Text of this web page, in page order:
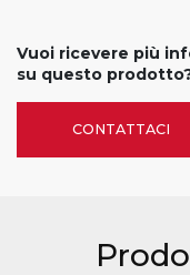
Vuoi ricevere più
su questo
CONTATTACI